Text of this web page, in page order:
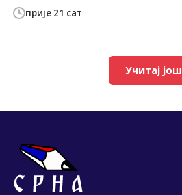
прије 21 сат
Учитај још